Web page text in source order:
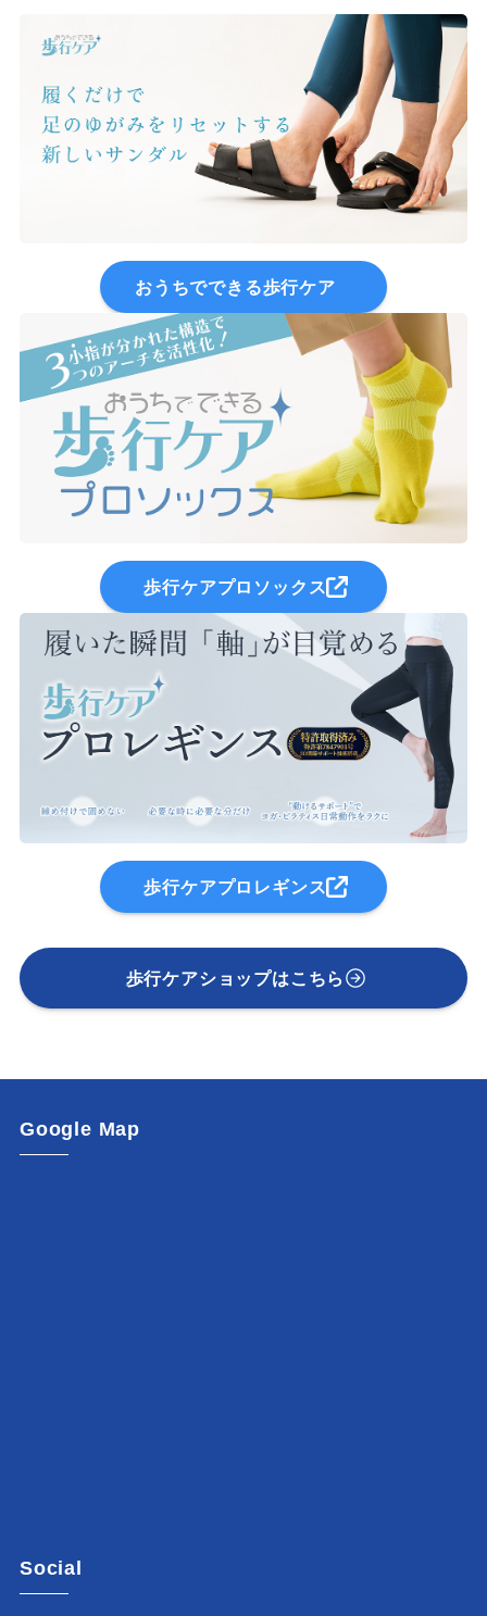
おうちでできる歩行ケア
歩行ケアプロソックス
歩行ケアプロレギンス
歩行ケアショップはこちら
Google Map
Social